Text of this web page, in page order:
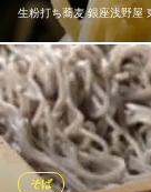
生粉打ち蕎麦 銀座浅野屋
当店のそばは江戸
して品質が安定し
います。生そばは
って毎日2回そば
香りをお楽しみ下
そば